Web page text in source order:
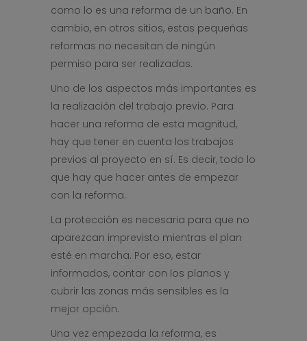
como lo es una reforma de un baño. En
cambio, en otros sitios, estas pequeñas
reformas no necesitan de ningún
permiso para ser realizadas.
Uno de los aspectos más importantes es
la realización del trabajo previo. Para
hacer una reforma de esta magnitud,
hay que tener en cuenta los trabajos
previos al proyecto en sí. Es decir, todo lo
que hay que hacer antes de empezar
con la reforma.
La protección es necesaria para que no
aparezcan imprevisto mientras el plan
esté en marcha. Por eso, estar
informados, contar con los planos y
cubrir las zonas más sensibles es la
mejor opción.
Una vez empezada la reforma, es